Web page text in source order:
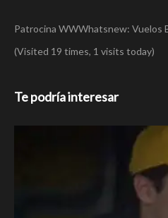
Patrocina WWWhatsnew: Vuelos
(Visited 19 times, 1 visits today)
Te podría interesar